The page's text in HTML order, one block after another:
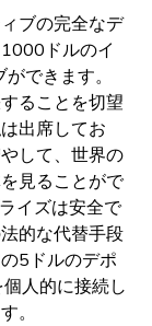
ブの完全なデ
ドルのイ
できます。
ることを切望
出席してお
して、世界の
見ることがで
イズは安全で
的な代替手段
5ドルのデポ
人的に接続し
。